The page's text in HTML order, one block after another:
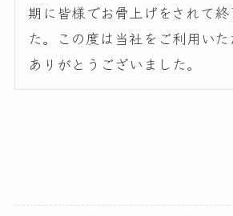
期に皆様でお骨上げをされて
た。この度は当社をご利用い
ありがとうございました。